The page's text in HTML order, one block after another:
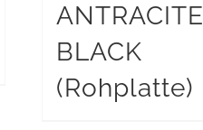
ANTRACITE
BLACK
(Rohplatte)